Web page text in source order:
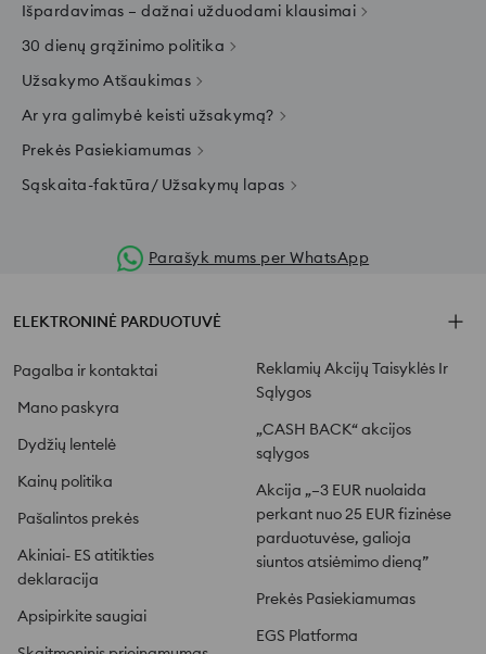
Išpardavimas – dažnai užduodami klausimai
30 dienų grąžinimo politika
Užsakymo Atšaukimas
Ar yra galimybė keisti užsakymą?
Prekės Pasiekiamumas
Sąskaita-faktūra/ Užsakymų lapas
Parašyk mums per WhatsApp
ELEKTRONINĖ PARDUOTUVĖ
Pagalba ir kontaktai
Mano paskyra
Dydžių lentelė
Kainų politika
Pašalintos prekės
Akiniai- ES atitikties
deklaracija
Apsipirkite saugiai
Reklamių Akcijų Taisyklės Ir
Sąlygos
„CASH BACK“ akcijos
sąlygos
Akcija „–3 EUR nuolaida
perkant nuo 25 EUR fizinėse
parduotuvėse, galioja
siuntos atsiėmimo dieną”
Prekės Pasiekiamumas
EGS Platforma